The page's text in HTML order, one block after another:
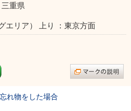
重県
エリア） 上り ：東京方面
れ物をした場合